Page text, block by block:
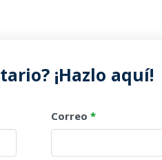
¡Hazlo aquí!
Correo *